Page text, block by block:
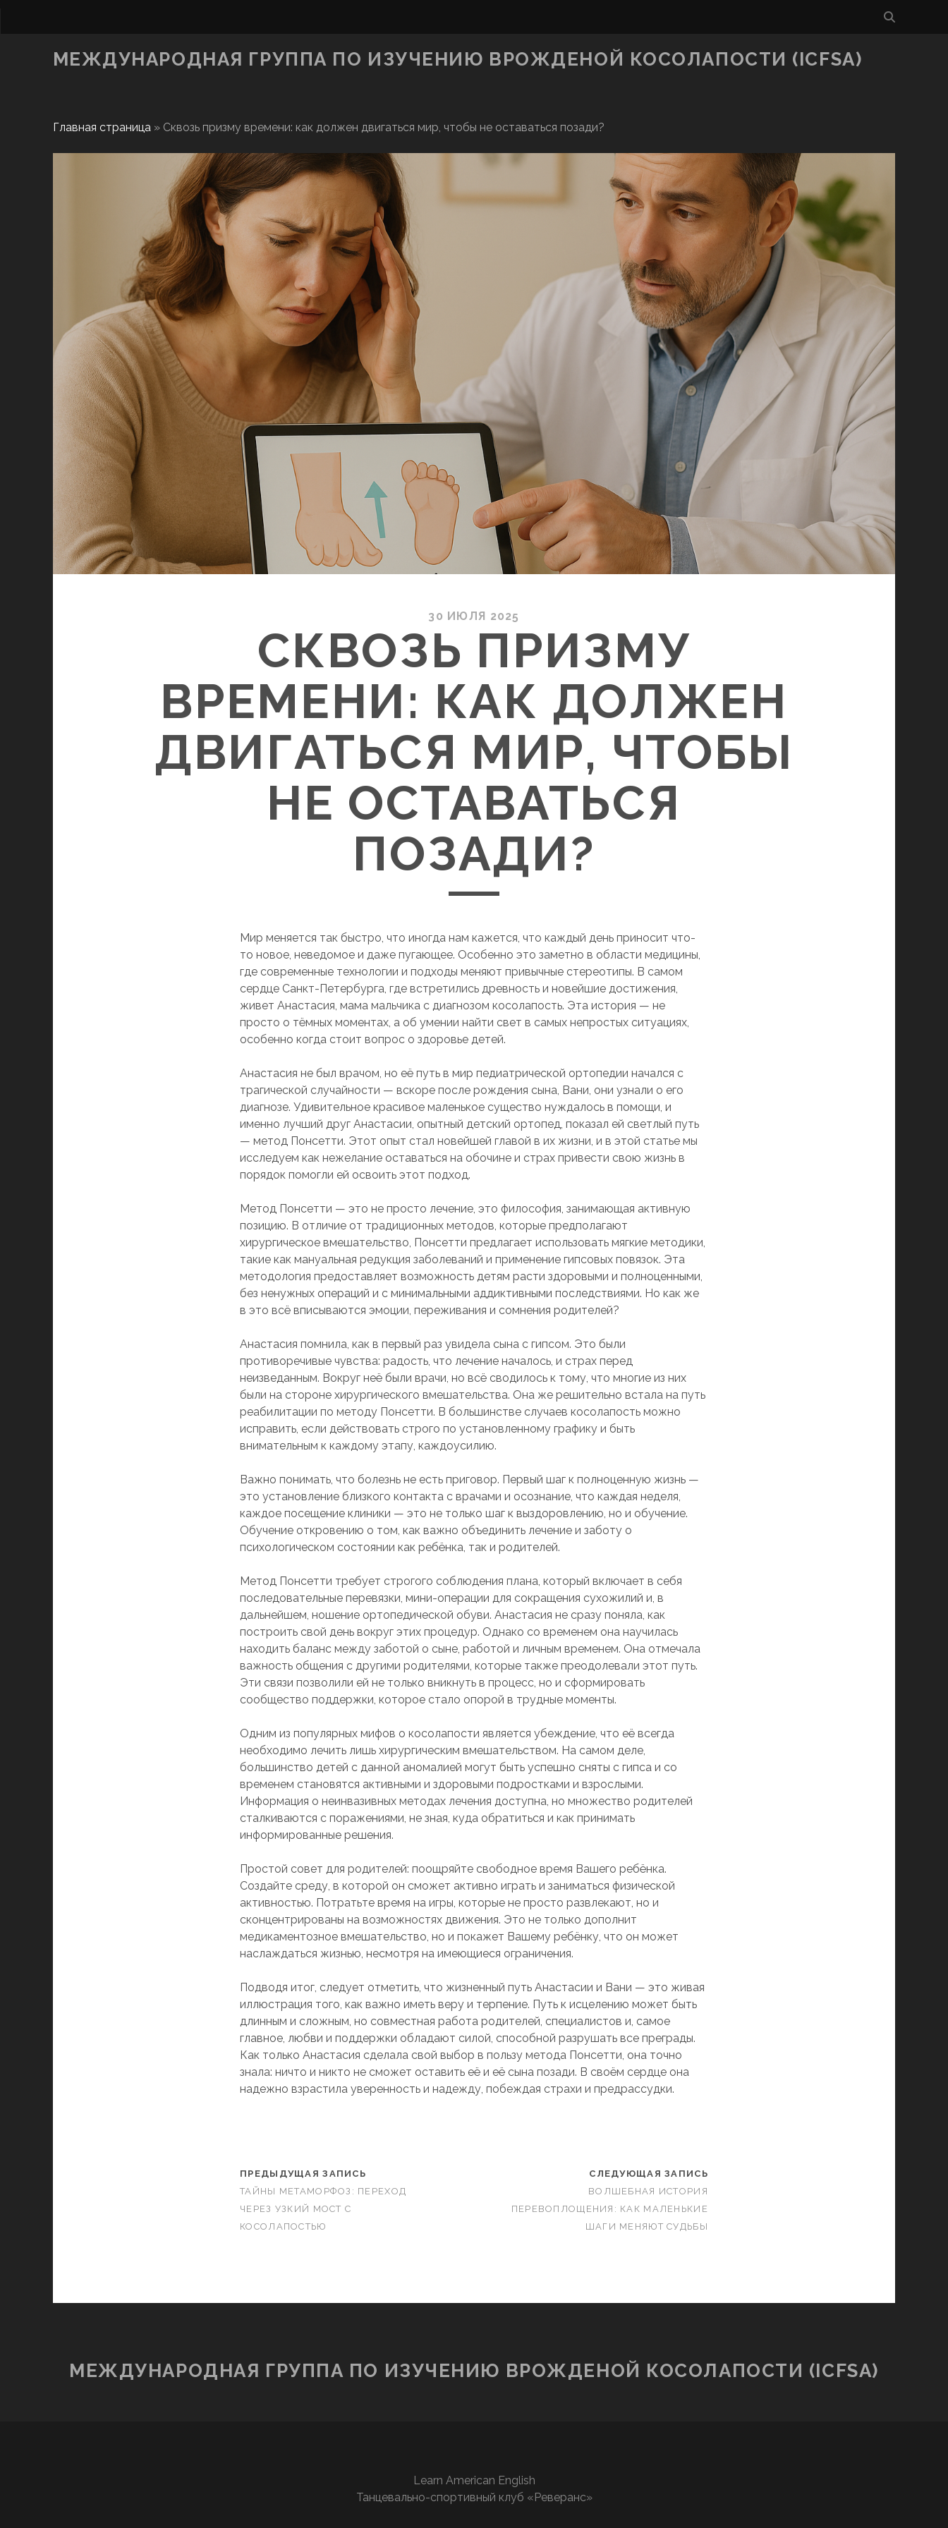
МЕЖДУНАРОДНАЯ ГРУППА ПО ИЗУЧЕНИЮ ВРОЖДЕНОЙ КОСОЛАПОСТИ (ICFSA)
Главная страница» Сквозь призму времени: как должен двигаться мир, чтобы не оставаться позади?
30 ИЮЛЯ 2025
СКВОЗЬ ПРИЗМУ
ВРЕМЕНИ: КАК ДОЛЖЕН
ДВИГАТЬСЯ МИР, ЧТОБЫ
НЕ ОСТАВАТЬСЯ
ПОЗАДИ?
Мир меняется так быстро, что иногда нам кажется, что каждый день приносит что-
то новое, неведомое и даже пугающее. Особенно это заметно в области медицины,
где современные технологии и подходы меняют привычные стереотипы. В самом
сердце Санкт-Петербурга, где встретились древность и новейшие достижения,
живет Анастасия, мама мальчика с диагнозом косолапость. Эта история — не
просто о тёмных моментах, а об умении найти свет в самых непростых ситуациях,
особенно когда стоит вопрос о здоровье детей.
Анастасия не был врачом, но её путь в мир педиатрической ортопедии начался с
трагической случайности — вскоре после рождения сына, Вани, они узнали о его
диагнозе. Удивительное красивое маленькое существо нуждалось в помощи, и
именно лучший друг Анастасии, опытный детский ортопед, показал ей светлый путь
— метод Понсетти. Этот опыт стал новейшей главой в их жизни, и в этой статье мы
исследуем как нежелание оставаться на обочине и страх привести свою жизнь в
порядок помогли ей освоить этот подход.
Метод Понсетти — это не просто лечение, это философия, занимающая активную
позицию. В отличие от традиционных методов, которые предполагают
хирургическое вмешательство, Понсетти предлагает использовать мягкие методики,
такие как мануальная редукция заболеваний и применение гипсовых повязок. Эта
методология предоставляет возможность детям расти здоровыми и полноценными,
без ненужных операций и с минимальными аддиктивными последствиями. Но как же
в это всё вписываются эмоции, переживания и сомнения родителей?
Анастасия помнила, как в первый раз увидела сына с гипсом. Это были
противоречивые чувства: радость, что лечение началось, и страх перед
неизведанным. Вокруг неё были врачи, но всё сводилось к тому, что многие из них
были на стороне хирургического вмешательства. Она же решительно встала на путь
реабилитации по методу Понсетти. В большинстве случаев косолапость можно
исправить, если действовать строго по установленному графику и быть
внимательным к каждому этапу, каждоусилию.
Важно понимать, что болезнь не есть приговор. Первый шаг к полноценную жизнь —
это установление близкого контакта с врачами и осознание, что каждая неделя,
каждое посещение клиники — это не только шаг к выздоровлению, но и обучение.
Обучение откровению о том, как важно объединить лечение и заботу о
психологическом состоянии как ребёнка, так и родителей.
Метод Понсетти требует строгого соблюдения плана, который включает в себя
последовательные перевязки, мини-операции для сокращения сухожилий и, в
дальнейшем, ношение ортопедической обуви. Анастасия не сразу поняла, как
построить свой день вокруг этих процедур. Однако со временем она научилась
находить баланс между заботой о сыне, работой и личным временем. Она отмечала
важность общения с другими родителями, которые также преодолевали этот путь.
Эти связи позволили ей не только вникнуть в процесс, но и сформировать
сообщество поддержки, которое стало опорой в трудные моменты.
Одним из популярных мифов о косолапости является убеждение, что её всегда
необходимо лечить лишь хирургическим вмешательством. На самом деле,
большинство детей с данной аномалией могут быть успешно сняты с гипса и со
временем становятся активными и здоровыми подростками и взрослыми.
Информация о неинвазивных методах лечения доступна, но множество родителей
сталкиваются с поражениями, не зная, куда обратиться и как принимать
информированные решения.
Простой совет для родителей: поощряйте свободное время Вашего ребёнка.
Создайте среду, в которой он сможет активно играть и заниматься физической
активностью. Потратьте время на игры, которые не просто развлекают, но и
сконцентрированы на возможностях движения. Это не только дополнит
медикаментозное вмешательство, но и покажет Вашему ребёнку, что он может
наслаждаться жизнью, несмотря на имеющиеся ограничения.
Подводя итог, следует отметить, что жизненный путь Анастасии и Вани — это живая
иллюстрация того, как важно иметь веру и терпение. Путь к исцелению может быть
длинным и сложным, но совместная работа родителей, специалистов и, самое
главное, любви и поддержки обладают силой, способной разрушать все преграды.
Как только Анастасия сделала свой выбор в пользу метода Понсетти, она точно
знала: ничто и никто не сможет оставить её и её сына позади. В своём сердце она
надежно взрастила уверенность и надежду, побеждая страхи и предрассудки.
ПРЕДЫДУЩАЯ ЗАПИСЬ
ТАЙНЫ МЕТАМОРФОЗ: ПЕРЕХОД
ЧЕРЕЗ УЗКИЙ МОСТ С
КОСОЛАПОСТЬЮ
СЛЕДУЮЩАЯ ЗАПИСЬ
ВОЛШЕБНАЯ ИСТОРИЯ
ПЕРЕВОПЛОЩЕНИЯ: КАК МАЛЕНЬКИЕ
ШАГИ МЕНЯЮТ СУДЬБЫ
МЕЖДУНАРОДНАЯ ГРУППА ПО ИЗУЧЕНИЮ ВРОЖДЕНОЙ КОСОЛАПОСТИ (ICFSA)
Learn American English
Танцевально-спортивный клуб «Реверанс»